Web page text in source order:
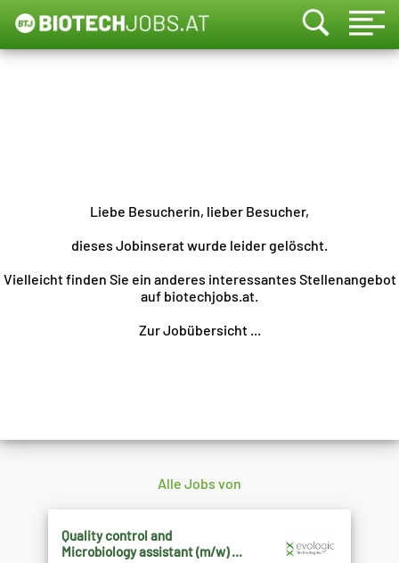
Liebe Besucherin, lieber Besucher,
dieses Jobinserat wurde leider gelöscht.
Vielleicht finden Sie ein anderes interessantes Stellenangebot
auf biotechjobs.at.
Zur Jobübersicht ...
Alle Jobs von
Quality control and
Microbiology assistant (m/w) ...